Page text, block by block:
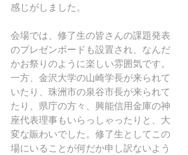
感じがしました。
会場では、修了生の皆さんの課題発表
のプレゼンボードも設置され、なんだ
かお祭りのように楽しい雰囲気です。
一方、金沢大学の山崎学長が来られて
いたり、珠洲市の泉谷市長が来られて
たり、県庁の方々、興能信用金庫の神
座代表理事もいらっしゃったりと、大
変な賑わいでした。修了生としてこの
場にいることが何だか申し訳ないよう